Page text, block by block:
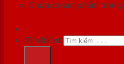
Chưa có sản phẩm trong
Tìm kiếm: